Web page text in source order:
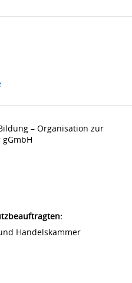
– Organisation zur
Handelskammer